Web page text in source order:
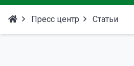
Пресс центр Статьи